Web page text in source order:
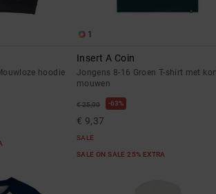
hoodie
1
Insert A Coin
Jongens 8-16 Groen T-shirt met
mouwen
€ 25,00 63%
€ 9,37
SALE
SALE ON SALE 25% EXTRA